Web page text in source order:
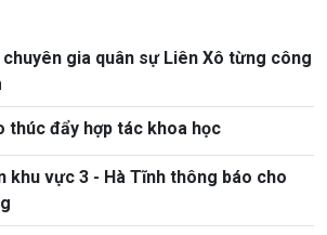
gia quân sự Liên Xô từng công
thúc đẩy hợp tác khoa học
khu vực 3 - Hà Tĩnh thông báo cho